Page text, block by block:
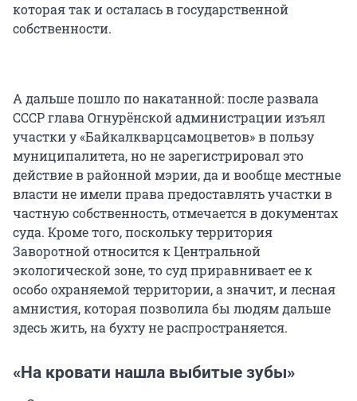
которая так и осталась в государственной
собственности.
А дальше ­пошло по накатанной: после развала
СССР глава Огнурёнской администрации изъял
участки у «Байкалкварцсамоцветов» в пользу
муниципалитета, но не зарегистрировал это
действие в районной мэрии, да и вообще местные
власти не имели права предоставлять участки в
частную собственность, отмечается в документах
суда. Кроме того, поскольку территория
Заворотной относится к Центральной
экологической зоне, то суд приравнивает ее к
особо охраняемой территории, а значит, и лесная
амнистия, которая позволила бы людям дальше
здесь жить, на бухту не распространяется.
«На кровати нашла выбитые зубы»